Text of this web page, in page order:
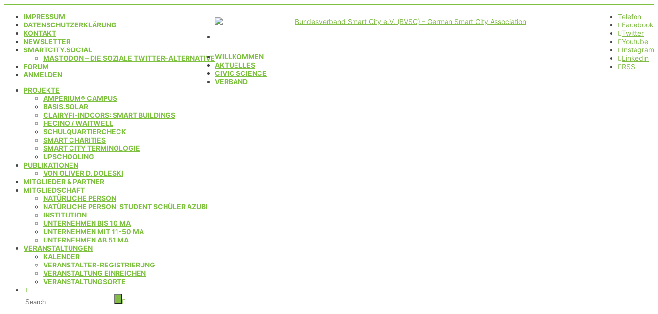
IMPRESSUM
DATENSCHUTZERKLÄRUNG
KONTAKT
NEWSLETTER
SMARTCITY.SOCIAL
MASTODON – DIE SOZIALE TWITTER-ALTERNATIVE
FORUM
ANMELDEN
Telefon
Facebook
Twitter
Youtube
Instagram
Linkedin
RSS
WILLKOMMEN
AKTUELLES
CIVIC SCIENCE
VERBAND
PROJEKTE
AMPERIUM® CAMPUS
BASIS.SOLAR
CLAIRYFI-INDOORS: SMART BUILDINGS
HECINO / WAITWELL
SCHULQUARTIERCHECK
SMART CHARITIES
SMART CITY TERMINOLOGIE
UPSCHOOLING
PUBLIKATIONEN
VON OLIVER D. DOLESKI
MITGLIEDER & PARTNER
MITGLIEDSCHAFT
NATÜRLICHE PERSON
NATÜRLICHE PERSON: STUDENT SCHÜLER AZUBI
INSTITUTION
UNTERNEHMEN BIS 10 MA
UNTERNEHMEN MIT 11-50 MA
UNTERNEHMEN AB 51 MA
VERANSTALTUNGEN
KALENDER
VERANSTALTER-REGISTRIERUNG
VERANSTALTUNG EINREICHEN
VERANSTALTUNGSORTE